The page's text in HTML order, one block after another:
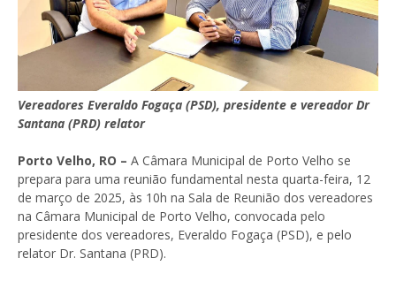
Vereadores Everaldo Fogaça (PSD), presidente e vereador Dr
Santana (PRD) relator
Porto Velho, RO – A Câmara Municipal de Porto Velho se
prepara para uma reunião fundamental nesta quarta-feira, 12
de março de 2025, às 10h na Sala de Reunião dos vereadores
na Câmara Municipal de Porto Velho, convocada pelo
presidente dos vereadores, Everaldo Fogaça (PSD), e pelo
relator Dr. Santana (PRD).